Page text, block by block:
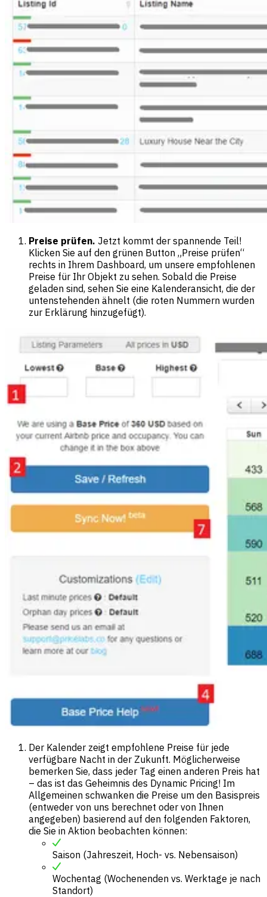
Preise prüfen. Jetzt kommt der spannende Teil!
Klicken Sie auf den grünen Button „Preise prüfen“
rechts in Ihrem Dashboard, um unsere empfohlenen
Preise für Ihr Objekt zu sehen. Sobald die Preise
geladen sind, sehen Sie eine Kalenderansicht, die der
untenstehenden ähnelt (die roten Nummern wurden
zur Erklärung hinzugefügt).
Der Kalender zeigt empfohlene Preise für jede
verfügbare Nacht in der Zukunft. Möglicherweise
bemerken Sie, dass jeder Tag einen anderen Preis hat
– das ist das Geheimnis des Dynamic Pricing! Im
Allgemeinen schwanken die Preise um den Basispreis
(entweder von uns berechnet oder von Ihnen
angegeben) basierend auf den folgenden Faktoren,
die Sie in Aktion beobachten können:
Saison (Jahreszeit, Hoch- vs. Nebensaison)
Wochentag (Wochenenden vs. Werktage je nach
Standort)